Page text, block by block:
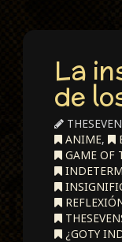
La
de
ANIME,
GAME OF
¿GOTY